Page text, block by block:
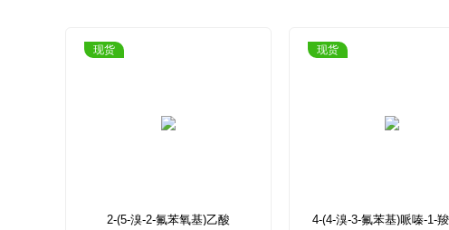
现货
2-(5-溴-2-氟苯氧基)乙酸
现货